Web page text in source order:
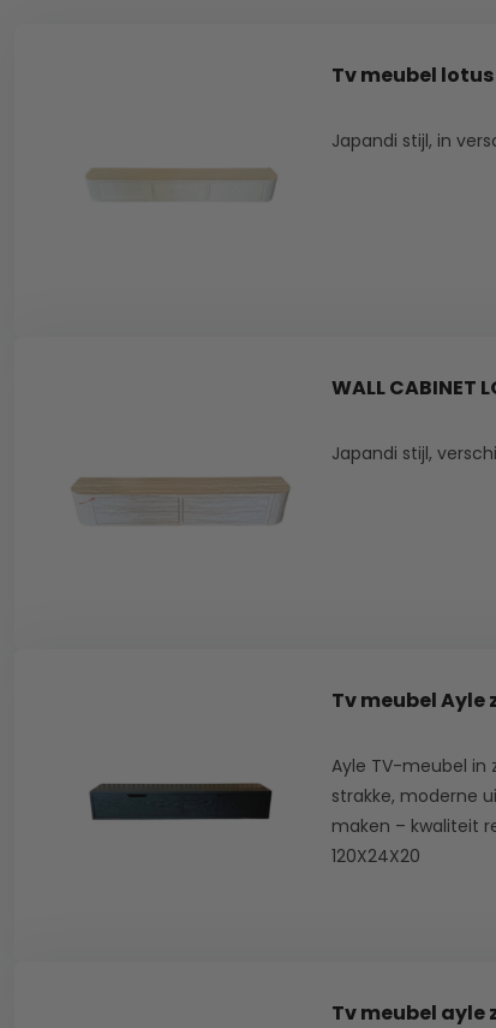
Tv meubel
Japandi stijl, in
WALL CABINET
Japandi stijl,
Tv meubel
Ayle TV-meubel
strakke, moderne
maken – kwaliteit
120X24X20
Tv meubel ayle